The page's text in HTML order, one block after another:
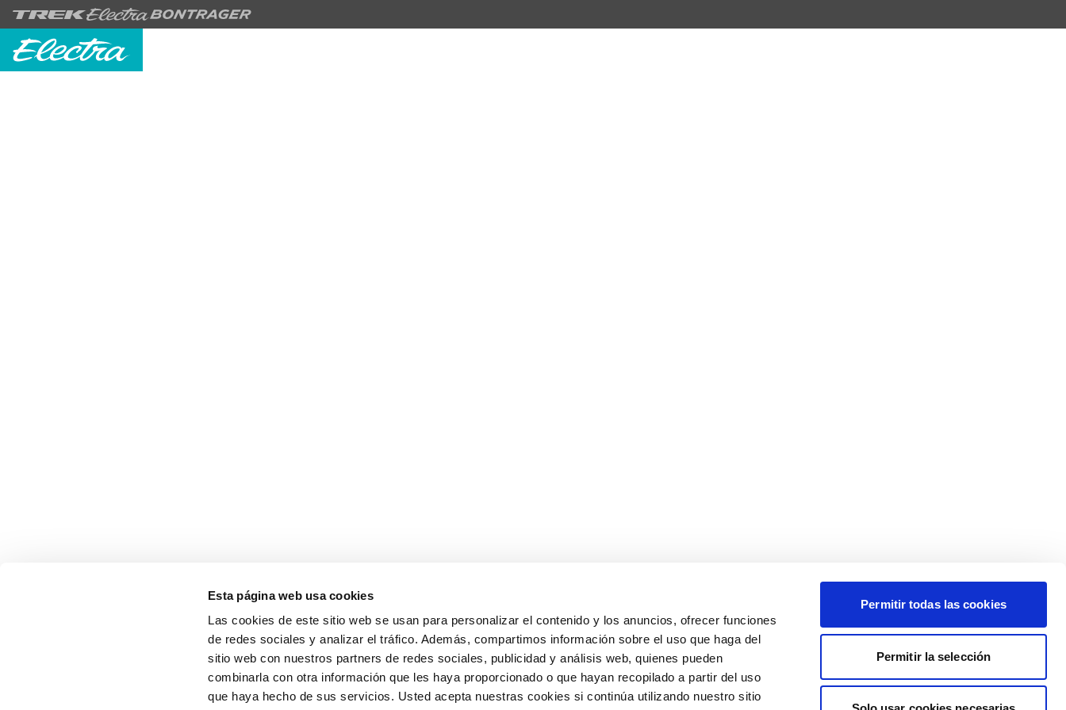
Esta página web usa cookies
Las cookies de este sitio web se usan para personalizar el contenido y los anuncios, ofrecer funciones
de redes sociales y analizar el tráfico. Además, compartimos información sobre el uso que haga del
sitio web con nuestros partners de redes sociales, publicidad y análisis web, quienes pueden
combinarla con otra información que les haya proporcionado o que hayan recopilado a partir del uso
que haya hecho de sus servicios. Usted acepta nuestras cookies si continúa utilizando nuestro sitio
Permitir todas las cookies
Permitir la selección